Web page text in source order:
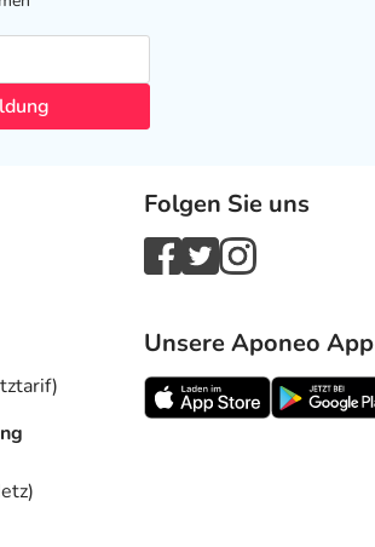
Folgen Sie uns
Unsere Aponeo App